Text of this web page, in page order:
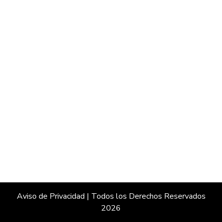
Aviso de Privacidad | Todos los Derechos Reservados
2026